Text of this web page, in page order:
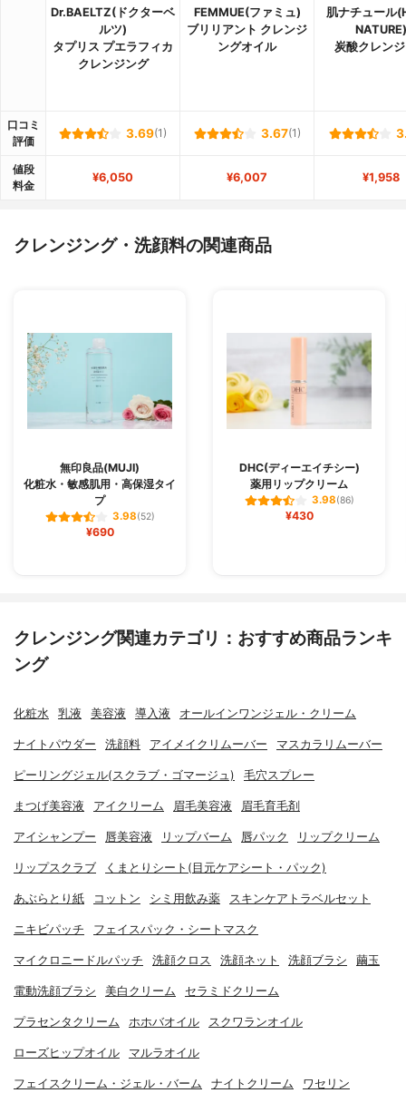
Dr.BAELTZ(ドクターベ
ルツ)
タプリス プエラフィカ
クレンジング
FEMMUE(ファミュ)
ブリリアント クレンジ
ングオイル
肌ナチュール
NATURE)
炭酸クレン
口コミ
評価
3.69(1) 3.67(1)
値段
料金
¥6,050 ¥6,007 ¥1,958
クレンジング・洗顔料の関連商品
無印良品(MUJI)
化粧水・敏感肌用・高保湿タイ
プ
3.98(52)
¥690
DHC(ディーエイチシー)
薬用リップクリーム
3.98(86)
¥430
クレンジング関連カテゴリ：おすすめ商品ランキ
ング
化粧水 乳液 美容液 導入液 オールインワンジェル・クリーム
ナイトパウダー 洗顔料 アイメイクリムーバー マスカラリムーバー
ピーリングジェル(スクラブ・ゴマージュ) 毛穴スプレー
まつげ美容液 アイクリーム 眉毛美容液 眉毛育毛剤
アイシャンプー 唇美容液 リップバーム 唇パック リップクリーム
リップスクラブ くまとりシート(目元ケアシート・パック)
あぶらとり紙 コットン シミ用飲み薬 スキンケアトラベルセット
ニキビパッチ フェイスパック・シートマスク
マイクロニードルパッチ 洗顔クロス 洗顔ネット 洗顔ブラシ 繭玉
電動洗顔ブラシ 美白クリーム セラミドクリーム
プラセンタクリーム ホホバオイル スクワランオイル
ローズヒップオイル マルラオイル
フェイスクリーム・ジェル・バーム ナイトクリーム ワセリン